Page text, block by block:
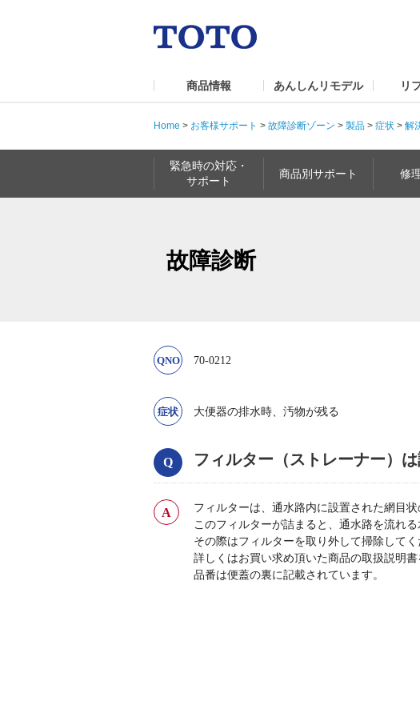
商品情報 あんしんリモデル リ
Home > お客様サポート > 故障診断ゾーン > 製品 > 症状 > 解
緊急時の対応・
サポート
商品別サポート 修
故障診断
70-0212
大便器の排水時、汚物が残る
フィルター（ストレーナー）
フィルターは、通水路内に設置された網目
このフィルターが詰まると、通水路を流れ
その際はフィルターを取り外して掃除してく
詳しくはお買い求め頂いた商品の取扱説明
品番は便蓋の裏に記載されています。